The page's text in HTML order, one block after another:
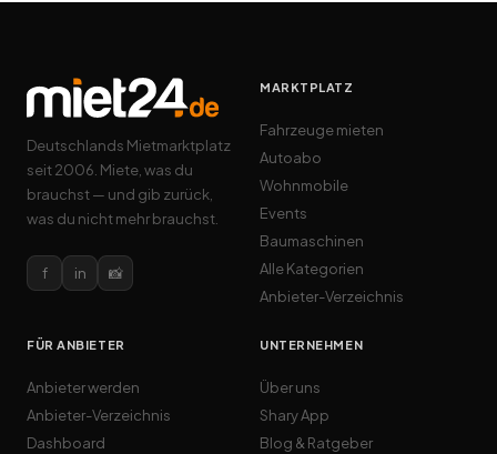
Deutschlands Mietmarktplatz
seit 2006. Miete, was du
brauchst — und gib zurück,
was du nicht mehr brauchst.
f in 📸
MARKTPLATZ
Fahrzeuge mieten
Autoabo
Wohnmobile
Events
Baumaschinen
Alle Kategorien
Anbieter-Verzeichnis
FÜR ANBIETER
Anbieter werden
Anbieter-Verzeichnis
Dashboard
UNTERNEHMEN
Über uns
Shary App
Blog & Ratgeber